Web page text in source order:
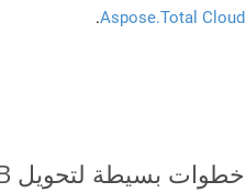
Aspose.Total Cloud
.
خطوات بسيطة لتحويل WEB إلى PDF عبر الإنترنت